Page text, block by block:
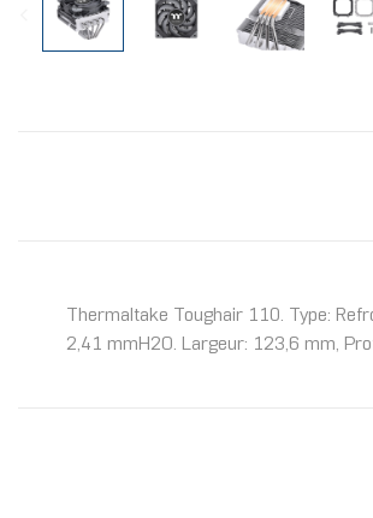
Thermaltake Toughair 110. Type:
2,41 mmH2O. Largeur: 123,6 mm,